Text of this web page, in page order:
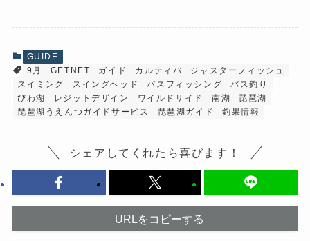
k
有
す
る
に
は
ク
リ
ッ
さ
新
し
ィ
で
(
新
し
い
ウ
ィ
ン
ド
ま
す
)
GUIDE
9月
GETNET ガイド カルティバ
ジャスターフィッシュ
スイミング
スイングヘッド バスフィッシング
バス釣り
びわ湖
レジットデザイン ワイルドサイド 南湖
琵琶湖
琵琶湖うえんつガイドサービス
琵琶湖ガイド 釣果情報
シェアしてくれたら喜びます！
URLをコピーする